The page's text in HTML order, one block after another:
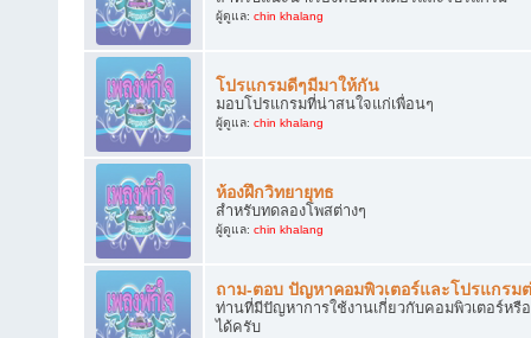
ผู้ดูแล: chin khalang
โปรแกรมดีๆมีมาให้กัน
มอบโปรแกรมที่น่าสนใจแก่เพื่อนๆ
ผู้ดูแล: chin khalang
ห้องฝึกวิทยายุทธ
สำหรับทดลองโพสต่างๆ
ผู้ดูแล: chin khalang
ถาม-ตอบ ปัญหาคอมพิวเตอร์และโปรแกรม
ท่านที่มีปัญหาการใช้งานเกี่ยวกับคอมพิวเตอร์ห
ได้ครับ